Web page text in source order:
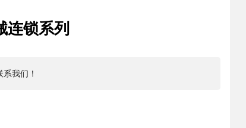
连锁系列
我们！